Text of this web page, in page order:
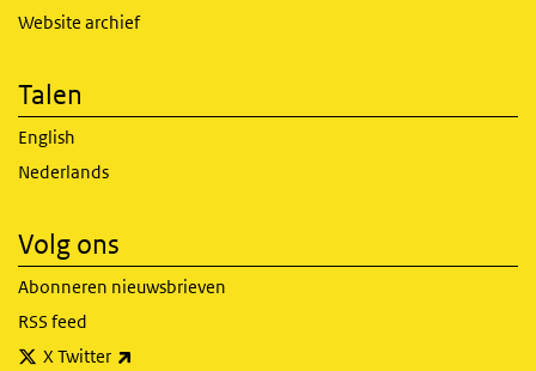
Website archief
Talen
English
Nederlands
Volg ons
Abonneren nieuwsbrieven
RSS feed
X Twitter